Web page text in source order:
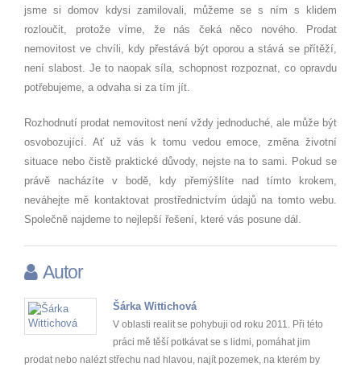
jsme si domov kdysi zamilovali, můžeme se s ním s klidem
rozloučit, protože víme, že nás čeká něco nového. Prodat
nemovitost ve chvíli, kdy přestává být oporou a stává se přítěží,
není slabost. Je to naopak síla, schopnost rozpoznat, co opravdu
potřebujeme, a odvaha si za tím jít.
Rozhodnutí prodat nemovitost není vždy jednoduché, ale může být
osvobozující. Ať už vás k tomu vedou emoce, změna životní
situace nebo čistě praktické důvody, nejste na to sami. Pokud se
právě nacházíte v bodě, kdy přemýšlíte nad tímto krokem,
neváhejte mě kontaktovat prostřednictvím údajů na tomto webu.
Společně najdeme to nejlepší řešení, které vás posune dál.
Autor
Šárka Wittichová
V oblasti realit se pohybuji od roku 2011. Při této
práci mě těší potkávat se s lidmi, pomáhat jim
prodat nebo nalézt střechu nad hlavou, najít pozemek, na kterém by